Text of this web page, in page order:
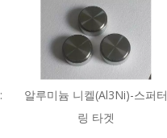
알루미늄 니켈(Al3Ni)-스퍼터
링 타겟